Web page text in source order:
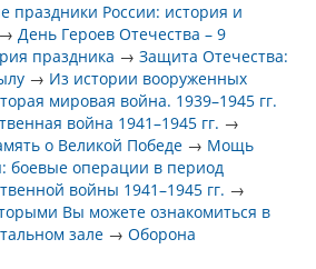
праздники России: история и
→День Героев Отечества – 9
праздника →Защита Отечества:
→ Из истории вооруженных
мировая война. 1939–1945 гг.
война 1941–1945 гг. →
о Великой Победе → Мощь
боевые операции в период
войны 1941–1945 гг. →
Вы можете ознакомиться в
зале →Оборона